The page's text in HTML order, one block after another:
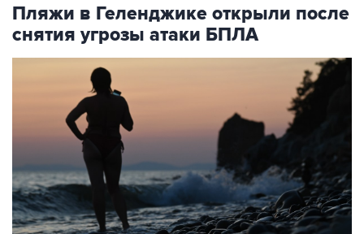
Пляжи в Геленджике открыли после
снятия угрозы атаки БПЛА